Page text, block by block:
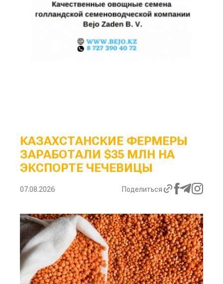
КАЗАХСТАНСКИЕ ФЕРМЕРЫ
ЗАРАБОТАЛИ $35 МЛН НА
ЭКСПОРТЕ ЧЕЧЕВИЦЫ
07.08.2026 Поделиться